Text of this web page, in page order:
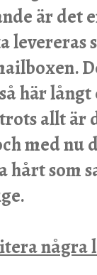
är det
levereras
här
allt är
med nu
hårt som
några